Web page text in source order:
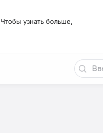
узнать больше,